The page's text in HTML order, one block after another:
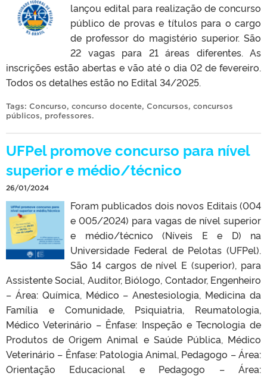
lançou edital para realização de concurso
público de provas e títulos para o cargo
de professor do magistério superior. São
22 vagas para 21 áreas diferentes. As
inscrições estão abertas e vão até o dia 02 de fevereiro.
Todos os detalhes estão no Edital 34/2025.
Tags: Concurso, concurso docente, Concursos, concursos
públicos, professores.
UFPel promove concurso para nível
superior e médio/técnico
26/01/2024
Foram publicados dois novos Editais (004
e 005/2024) para vagas de nível superior
e médio/técnico (Níveis E e D) na
Universidade Federal de Pelotas (UFPel).
São 14 cargos de nível E (superior), para
Assistente Social, Auditor, Biólogo, Contador, Engenheiro
– Área: Química, Médico – Anestesiologia, Medicina da
Família e Comunidade, Psiquiatria, Reumatologia,
Médico Veterinário – Ênfase: Inspeção e Tecnologia de
Produtos de Origem Animal e Saúde Pública, Médico
Veterinário – Ênfase: Patologia Animal, Pedagogo – Área:
Orientação Educacional e Pedagogo – Área: